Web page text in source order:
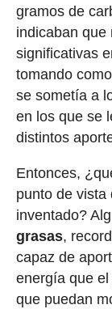
gramos de
indicaban que
significativas
tomando
se sometía a
en los que se
distintos
Entonces,
punto de vista
inventado?
grasas,
capaz de
energía que
que puedan